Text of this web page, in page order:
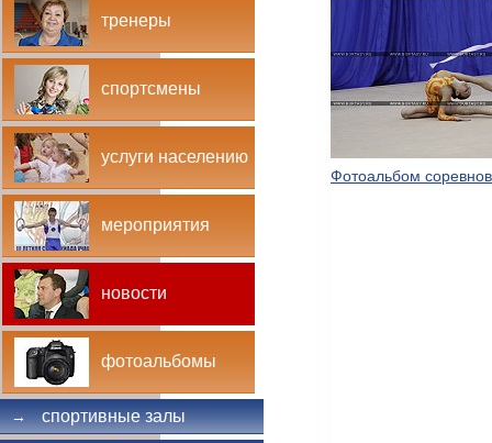
тренеры
спортсмены
услуги населению
мероприятия
новости
фотоальбомы
→ спортивные залы
Фотоальбом